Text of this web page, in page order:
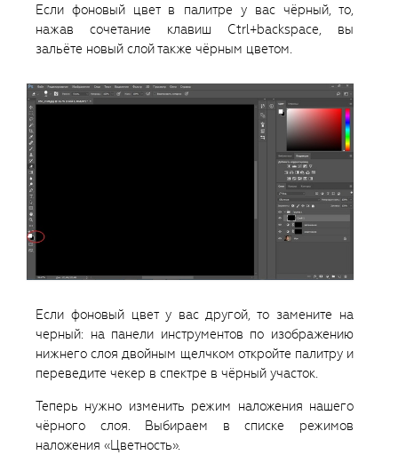
Если фоновый цвет в палитре у вас чёрный, то,
нажав сочетание клавиш Ctrl+backspace, вы
зальёте новый слой также чёрным цветом.
Если фоновый цвет у вас другой, то замените на
черный: на панели инструментов по изображению
нижнего слоя двойным щелчком откройте палитру и
переведите чекер в спектре в чёрный участок.
Теперь нужно изменить режим наложения нашего
чёрного слоя. Выбираем в списке режимов
наложения «Цветность».